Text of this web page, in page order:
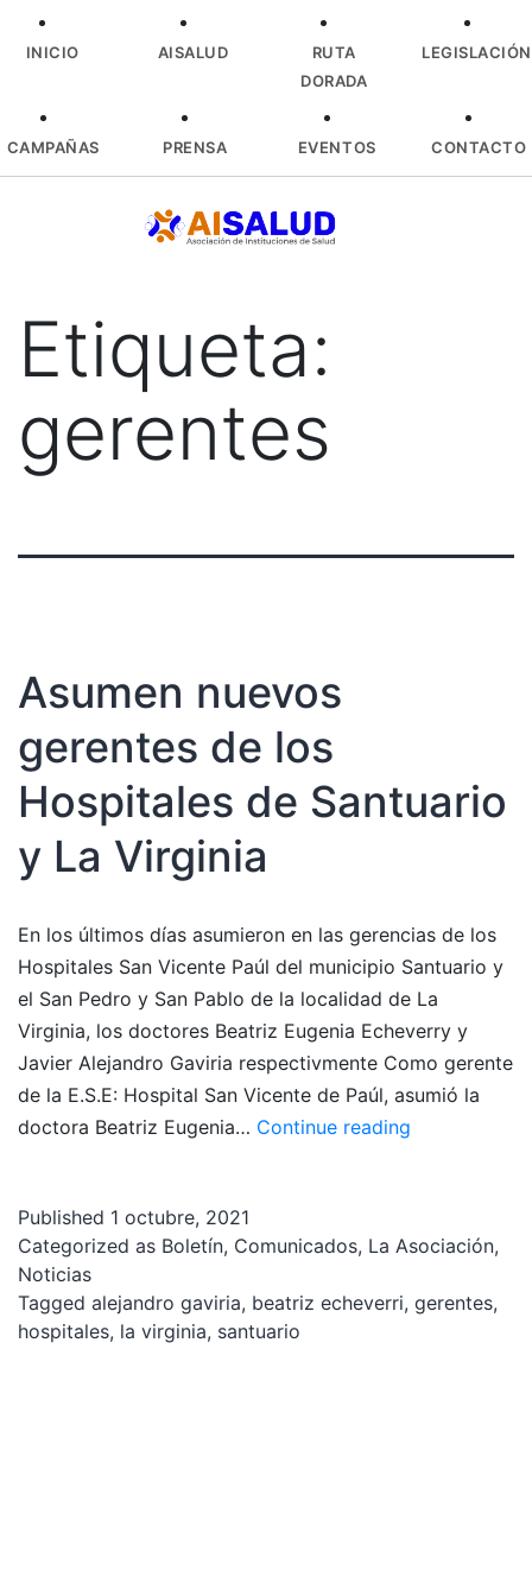
INICIO AISALUD
RUTA
DORADA
LEGISLACIÓN
CAMPAÑAS PRENSA EVENTOS CONTACTO
Etiqueta:
gerentes
Asumen nuevos
gerentes de los
Hospitales de Santuario
y La Virginia
En los últimos días asumieron en las gerencias de los
Hospitales San Vicente Paúl del municipio Santuario y
el San Pedro y San Pablo de la localidad de La
Virginia, los doctores Beatriz Eugenia Echeverry y
Javier Alejandro Gaviria respectivmente Como gerente
de la E.S.E: Hospital San Vicente de Paúl, asumió la
doctora Beatriz Eugenia… Continue reading
los
de
Published 1 octubre, 2021
Categorized as Boletín, Comunicados, La Asociación,
Noticias
Tagged alejandro gaviria, beatriz echeverri, gerentes,
hospitales, la virginia, santuario